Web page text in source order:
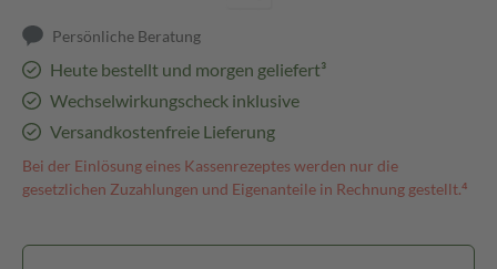
Persönliche Beratung
Heute bestellt und morgen geliefert³
Wechselwirkungscheck inklusive
Versandkostenfreie Lieferung
Bei der Einlösung eines Kassenrezeptes werden nur die
gesetzlichen Zuzahlungen und Eigenanteile in Rechnung gestellt.⁴